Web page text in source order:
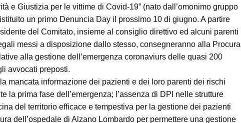
e Giustizia per le vittime di Covid-19” (nato dall’omonimo gruppo
un primo Denuncia Day il prossimo 10 di giugno. A partire
del Comitato, insieme al consiglio direttivo ed alcuni parenti
messi a disposizione dallo stesso, consegneranno alla Procura
alla gestione dell’emergenza coronaviurs delle quasi 200
avvocati preposti.
mancata informazione dei pazienti e dei loro parenti dei rischi
la prima fase dell’emergenza; l’assenza di DPI nelle strutture
del territorio efficace e tempestiva per la gestione dei pazienti
dell’ospedale di Alzano Lombardo per permettere una gestione